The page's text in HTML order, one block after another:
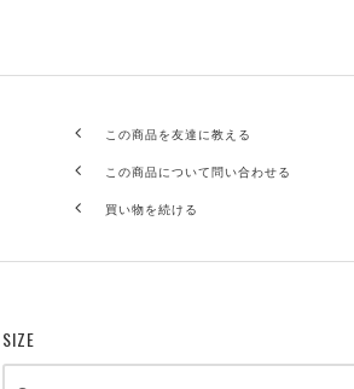
この商品を友達に教える
この商品について問い合わせる
買い物を続ける
SIZE